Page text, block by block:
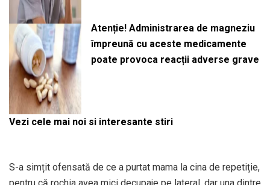
Atenție! Administrarea de magneziu
împreună cu aceste medicamente
poate provoca reacții adverse grave
Vezi cele mai noi si interesante stiri
S-a simțit ofensată de ce a purtat mama la cina de repetiție,